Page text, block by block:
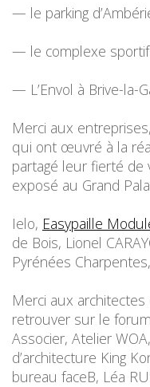
— le parking
— le complexe
— L’Envol à Brive-la-
Merci aux
qui ont œuvré à la
partagé leur fierté de
exposé au Grand
Ielo, Easypaille
de Bois, Lionel
Pyrénées
Merci aux
retrouver sur le
Associer, Atelier
d’architecture King
bureau faceB, Léa